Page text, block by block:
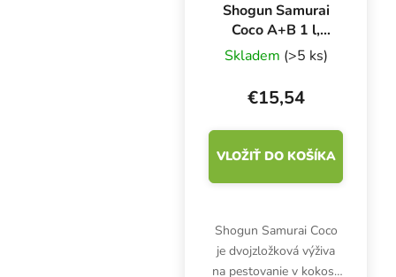
Shogun Samurai
Coco A+B 1 l,
základné hnojivo
pre rast a kvitnutie
Skladem (>5 ks)
€15,54
VLOŽIŤ DO KOŠÍKA
Shogun Samurai Coco
je dvojzložková výživa
na pestovanie v kokose